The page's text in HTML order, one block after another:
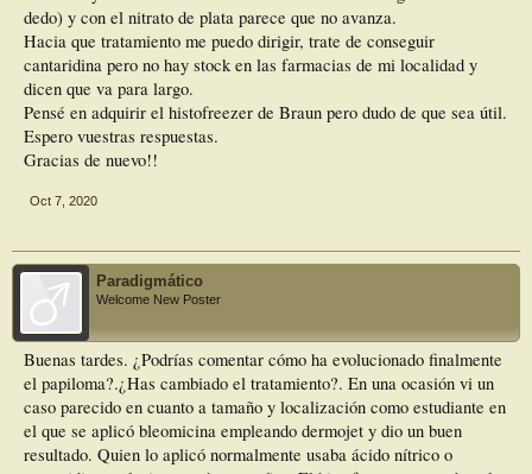
dedo) y con el nitrato de plata parece que no avanza.
Hacia que tratamiento me puedo dirigir, trate de conseguir
cantaridina pero no hay stock en las farmacias de mi localidad y
dicen que va para largo.
Pensé en adquirir el histofreezer de Braun pero dudo de que sea útil.
Espero vuestras respuestas.
Gracias de nuevo!!
Oct 7, 2020
Paradigmático
Welcome New Poster
Buenas tardes. ¿Podrías comentar cómo ha evolucionado finalmente
el papiloma?.¿Has cambiado el tratamiento?. En una ocasión vi un
caso parecido en cuanto a tamaño y localización como estudiante en
el que se aplicó bleomicina empleando dermojet y dio un buen
resultado. Quien lo aplicó normalmente usaba ácido nítrico o